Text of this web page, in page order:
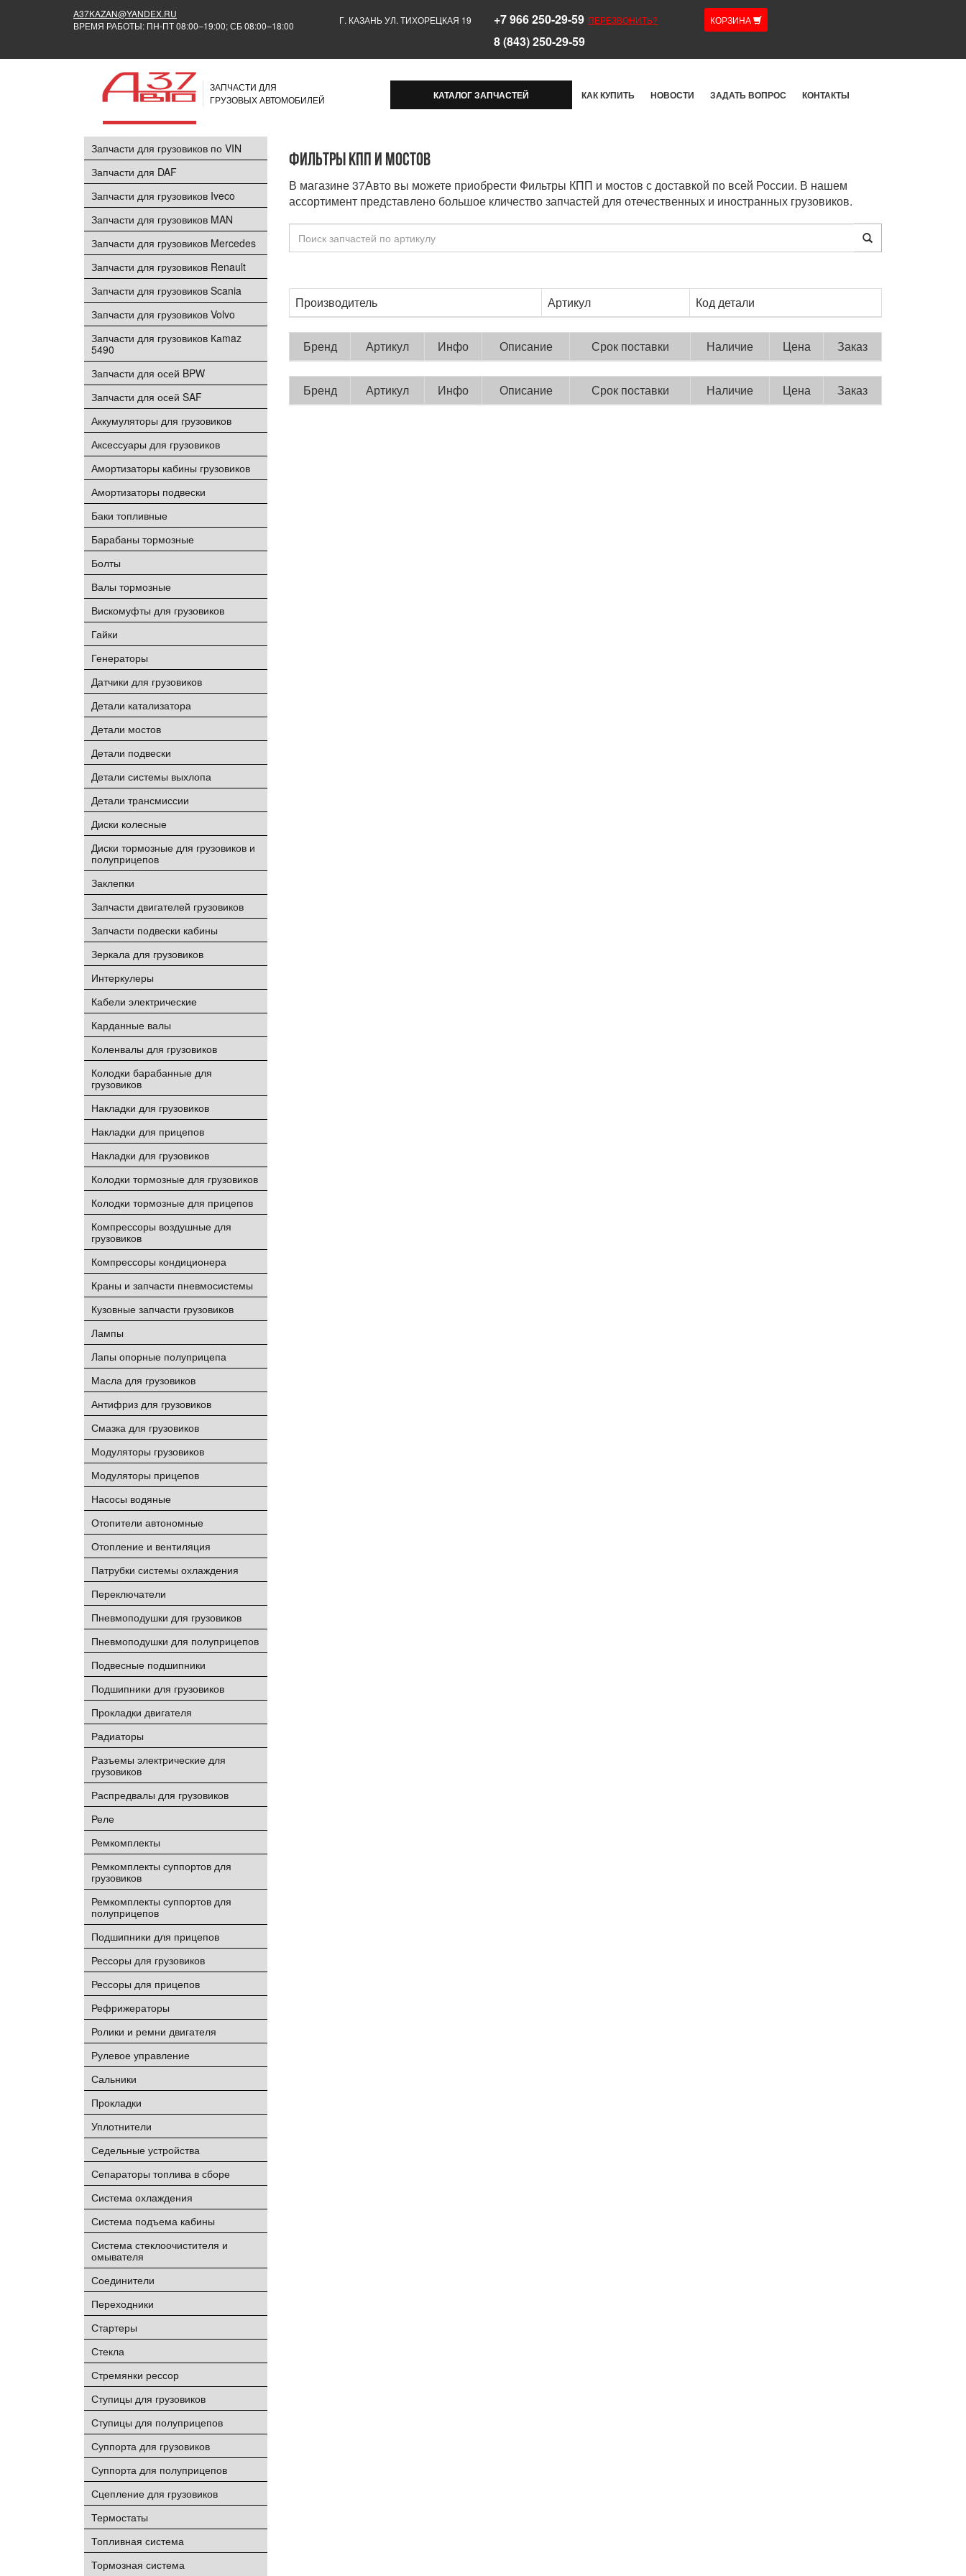
A37KAZAN@YANDEX.RU
ВРЕМЯ РАБОТЫ: ПН-ПТ 08:00–19:00; СБ 08:00–18:00
Г. КАЗАНЬ УЛ. ТИХОРЕЦКАЯ 19
+7 966 250-29-59
8 (843) 250-29-59
ПЕРЕЗВОНИТЬ? КОРЗИНА
ЗАПЧАСТИ ДЛЯ
ГРУЗОВЫХ АВТОМОБИЛЕЙ
КАТАЛОГ ЗАПЧАСТЕЙ КАК КУПИТЬ НОВОСТИ ЗАДАТЬ ВОПРОС КОНТАКТЫ
Запчасти для грузовиков по VIN
Запчасти для DAF
Запчасти для грузовиков Iveco
Запчасти для грузовиков MAN
Запчасти для грузовиков Mercedes
Запчасти для грузовиков Renault
Запчасти для грузовиков Scania
Запчасти для грузовиков Volvo
Запчасти для грузовиков Каmaz
5490
Запчасти для осей BPW
Запчасти для осей SAF
Аккумуляторы для грузовиков
Аксессуары для грузовиков
Амортизаторы кабины грузовиков
Амортизаторы подвески
Баки топливные
Барабаны тормозные
Болты
Валы тормозные
Вискомуфты для грузовиков
Гайки
Генераторы
Датчики для грузовиков
Детали катализатора
Детали мостов
Детали подвески
Детали системы выхлопа
Детали трансмиссии
Диски колесные
Диски тормозные для грузовиков и
полуприцепов
Заклепки
Запчасти двигателей грузовиков
Запчасти подвески кабины
Зеркала для грузовиков
Интеркулеры
Кабели электрические
Карданные валы
Коленвалы для грузовиков
Колодки барабанные для
грузовиков
Накладки для грузовиков
Накладки для прицепов
Накладки для грузовиков
Колодки тормозные для грузовиков
Колодки тормозные для прицепов
Компрессоры воздушные для
грузовиков
Компрессоры кондиционера
Краны и запчасти пневмосистемы
Кузовные запчасти грузовиков
Лампы
Лапы опорные полуприцепа
Масла для грузовиков
Антифриз для грузовиков
Смазка для грузовиков
Модуляторы грузовиков
Модуляторы прицепов
Насосы водяные
Отопители автономные
Отопление и вентиляция
Патрубки системы охлаждения
Переключатели
Пневмоподушки для грузовиков
Пневмоподушки для полуприцепов
Подвесные подшипники
Подшипники для грузовиков
Прокладки двигателя
Радиаторы
Разъемы электрические для
грузовиков
Распредвалы для грузовиков
Реле
Ремкомплекты
Ремкомплекты суппортов для
грузовиков
Ремкомплекты суппортов для
полуприцепов
Подшипники для прицепов
Рессоры для грузовиков
Рессоры для прицепов
Рефрижераторы
Ролики и ремни двигателя
Рулевое управление
Сальники
Прокладки
Уплотнители
Седельные устройства
Сепараторы топлива в сборе
Система охлаждения
Система подъема кабины
Система стеклоочистителя и
омывателя
Соединители
Переходники
Стартеры
Стекла
Стремянки рессор
Ступицы для грузовиков
Ступицы для полуприцепов
Суппорта для грузовиков
Суппорта для полуприцепов
Сцепление для грузовиков
Термостаты
Топливная система
Тормозная система
Фильтры КПП и мостов
В магазине 37Авто вы можете приобрести Фильтры КПП и мостов с доставкой по всей России. В нашем
ассортимент представлено большое кличество запчастей для отечественных и иностранных грузовиков.
Производитель Артикул Код детали
Бренд Артикул Инфо Описание Срок поставки Наличие Цена Заказ
Бренд Артикул Инфо Описание Срок поставки Наличие Цена Заказ